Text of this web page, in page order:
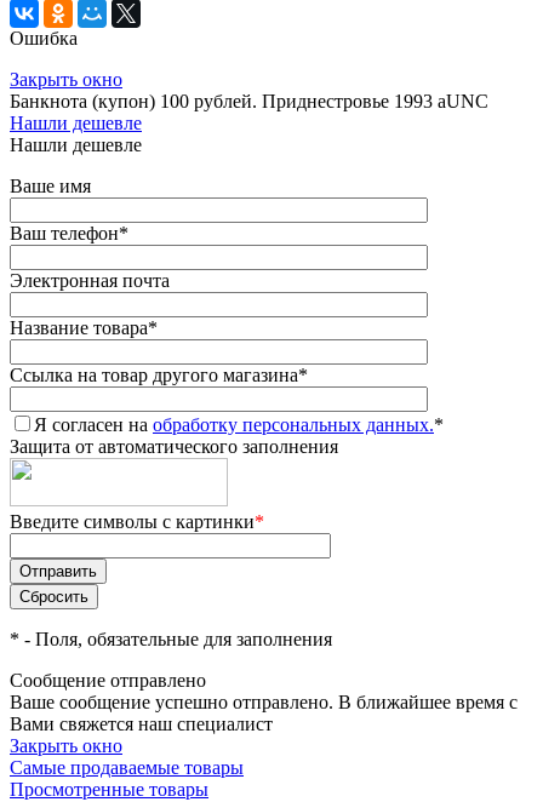
Ошибка
Закрыть окно
Банкнота (купон) 100 рублей. Приднестровье 1993 aUNC
Нашли дешевле
Нашли дешевле
Ваше имя
Ваш телефон*
Электронная почта
Название товара*
Ссылка на товар другого магазина*
Я согласен на обработку персональных данных.*
Защита от автоматического заполнения
Введите символы с картинки*
* - Поля, обязательные для заполнения
Сообщение отправлено
Ваше сообщение успешно отправлено. В ближайшее время с
Вами свяжется наш специалист
Закрыть окно
Самые продаваемые товары
Просмотренные товары